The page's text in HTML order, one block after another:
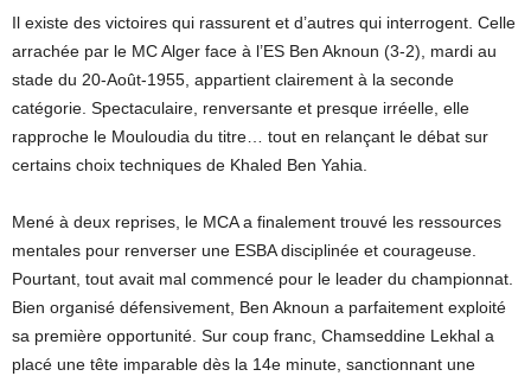
Il existe des victoires qui rassurent et d’autres qui interrogent. Celle
arrachée par le MC Alger face à l’ES Ben Aknoun (3-2), mardi au
stade du 20-Août-1955, appartient clairement à la seconde
catégorie. Spectaculaire, renversante et presque irréelle, elle
rapproche le Mouloudia du titre… tout en relançant le débat sur
certains choix techniques de Khaled Ben Yahia.
Mené à deux reprises, le MCA a finalement trouvé les ressources
mentales pour renverser une ESBA disciplinée et courageuse.
Pourtant, tout avait mal commencé pour le leader du championnat.
Bien organisé défensivement, Ben Aknoun a parfaitement exploité
sa première opportunité. Sur coup franc, Chamseddine Lekhal a
placé une tête imparable dès la 14e minute, sanctionnant une